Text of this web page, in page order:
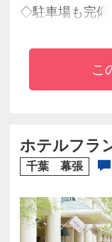
◇駐車場も完備
◇地上１０Ｆ
特産品をふん
をサポート！
こ
ホテルフラ
千葉 幕張